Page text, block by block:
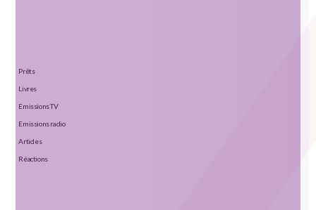
Prêts
Livres
Emissions TV
Emissions radio
Articles
Réactions